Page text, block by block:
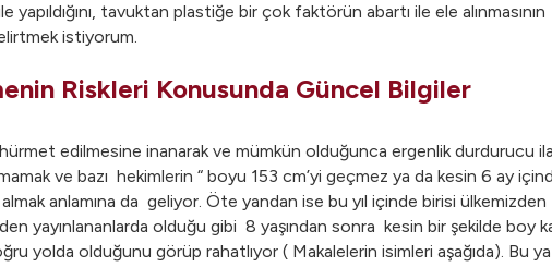
tavuktan plastiğe bir çok faktörün abartı ile ele
istiyorum.
Riskleri Konusunda Güncel Bilgiler
edilmesine inanarak ve mümkün olduğunca ergenlik durdurucu
ve bazı hekimlerin “ boyu 153 cm’yi geçmez ya da kesin 6 ay
anlamına da geliyor. Öte yandan ise bu yıl içinde birisi
yayınlananlarda olduğu gibi 8 yaşından sonra kesin bir şekilde boy
yolda olduğunu görüp rahatlıyor ( Makalelerin isimleri aşağıda). Bu